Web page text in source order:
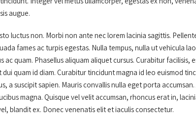
augue.
luctus non. Morbi non ante nec lorem lacinia sagittis.
fames ac turpis egestas. Nulla tempus, nulla ut vehicula
ac quam. Phasellus aliquam aliquet cursus. Curabitur facilisis,
quam id diam. Curabitur tincidunt magna id leo euismod
a suscipit sapien. Mauris convallis nulla eget porta
magna. Quisque vel velit accumsan, rhoncus erat in,
blandit ex. Donec venenatis elit et iaculis consectetur.